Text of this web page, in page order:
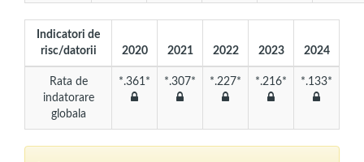
Indicatori de
risc/datorii
2020 2021 2022 2023 2024
Rata de
indatorare
globala
*.361* *.307* *.227* *.216* *.133*